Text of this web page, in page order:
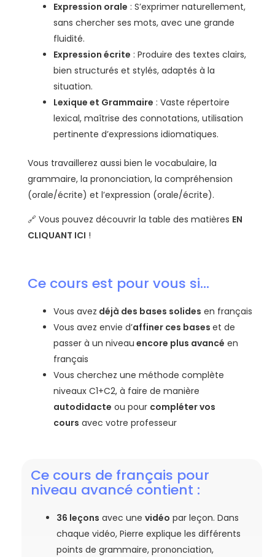
Expression orale : S’exprimer naturellement,
sans chercher ses mots, avec une grande
fluidité.
Expression écrite : Produire des textes clairs,
bien structurés et stylés, adaptés à la
situation.
Lexique et Grammaire : Vaste répertoire
lexical, maîtrise des connotations, utilisation
pertinente d’expressions idiomatiques.
Vous travaillerez aussi bien le vocabulaire, la
grammaire, la prononciation, la compréhension
(orale/écrite) et l’expression (orale/écrite).
🔗 Vous pouvez découvrir la table des matières EN
CLIQUANT ICI !
Ce cours est pour vous si...
Vous avez déjà des bases solides en français
Vous avez envie d’affiner ces baseset de
passer à un niveau encore plus avancé en
français
Vous cherchez une méthode complète
niveaux C1+C2, à faire de manière
autodidacte ou pour compléter vos
cours avec votre professeur
Ce cours de français pour
niveau avancé contient :
36 leçons avec unevidéo par leçon. Dans
chaque vidéo, Pierre explique les différents
points de grammaire, prononciation,